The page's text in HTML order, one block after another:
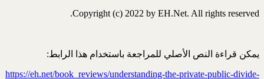
Copyright (c) 2022 by EH.Net. All rights reserved.
يمكن قراءة النص الأصلي للمراجعة باستخدام هذا الرابط:
https://eh.net/book_reviews/understanding-the-private-public-divide-